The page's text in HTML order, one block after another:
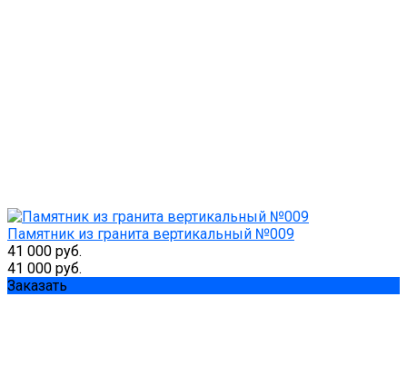
Памятник из гранита вертикальный №009
41 000 руб.
41 000 руб.
Заказать